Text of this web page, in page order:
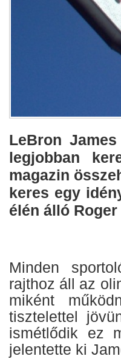
LeBron
legjobban
magazin
keres egy
élén álló
Minden
rajthoz áll az
miként
tisztelettel
ismétlődik ez
jelentette ki